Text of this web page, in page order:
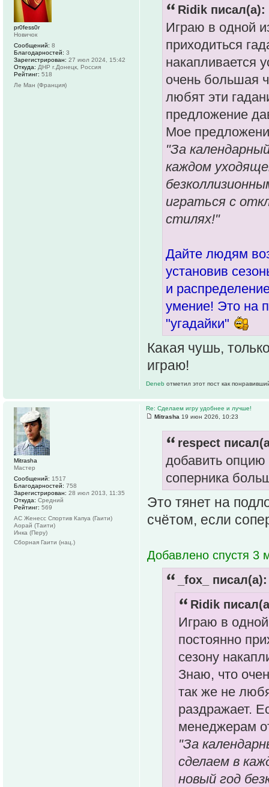
Ridik писал(а):
Играю в одной
приходиться
накапливается
очень большая
любят эти
предложение
Мое
"За
каждом
играться с
стилях!"
Дайте людям
установив
и
умение! Это на
"угадайки"
Какая чушь,
играю!
Deneb отметил этот пост как
pr0fess0r
Новичок
Сообщений: 8
Благодарностей: 3
Зарегистрирован: 27 июл 2024, 15:42
Откуда: ДНР г.Донецк, Россия
Рейтинг: 518
Ле Ман (Франция)
Re: Сделаем игру удобнее и лучше!
Mitrasha 19 июн 2026, 10:23
respect
добавить опцию
соперника
Это тянет на
счётом, если
Добавлено спустя 3
_fox_ писал(а):
Ridik
Играю в
постоянно
сезону
Знаю, что
так же не
раздражает.
менеджерам
"За
сделаем в
новый год
Mitrasha
Мастер
Сообщений: 1517
Благодарностей: 758
Зарегистрирован: 28 июл 2013, 11:35
Откуда: Средний
Рейтинг: 569
АС Женесс Спортив Капуа (Гаити)
Аорай (Таити)
Инка (Перу)
Сборная Гаити (нац.)